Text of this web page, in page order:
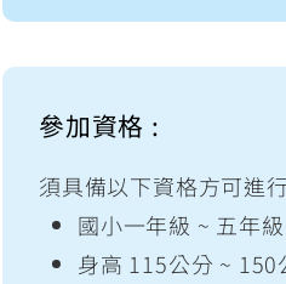
參加資格 :
須具備以下資格方可進
國小一年級 ~ 五年級
身高 115公分 ~